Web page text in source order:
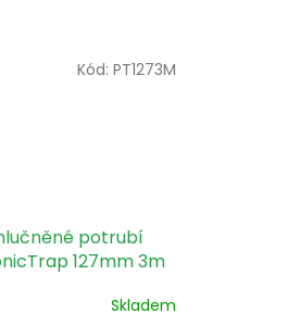
potrubí
127mm 3m
Skladem
Kód: PT1273M